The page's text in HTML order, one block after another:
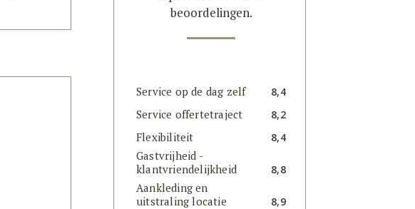
beoordelingen.
Service op de dag zelf 8,4
Service offertetraject 8,2
Flexibiliteit 8,4
Gastvrijheid -
klantvriendelijkheid
8,8
Aankleding en
uitstraling locatie
8,9